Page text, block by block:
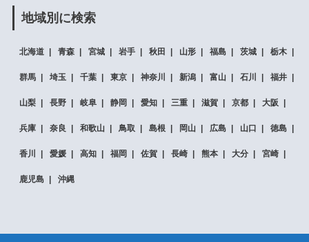
地域別に検索
北海道 青森 宮城 岩手 秋田 山形 福島 茨城 栃木
群馬 埼玉 千葉 東京 神奈川 新潟 富山 石川 福井
山梨 長野 岐阜 静岡 愛知 三重 滋賀 京都 大阪
兵庫 奈良 和歌山 鳥取 島根 岡山 広島 山口 徳島
香川 愛媛 高知 福岡 佐賀 長崎 熊本 大分 宮崎
鹿児島 沖縄